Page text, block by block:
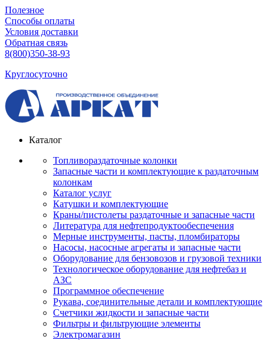
Полезное
Способы оплаты
Условия доставки
Обратная связь
8(800)350-38-93
Круглосуточно
Каталог
Топливораздаточные колонки
Запасные части и комплектующие к раздаточным
колонкам
Каталог услуг
Катушки и комплектующие
Краны/пистолеты раздаточные и запасные части
Литература для нефтепродуктообеспечения
Мерные инструменты, пасты, пломбираторы
Насосы, насосные агрегаты и запасные части
Оборудование для бензовозов и грузовой техники
Технологическое оборудование для нефтебаз и
АЗС
Программное обеспечение
Рукава, соединительные детали и комплектующие
Счетчики жидкости и запасные части
Фильтры и фильтрующие элементы
Электромагазин